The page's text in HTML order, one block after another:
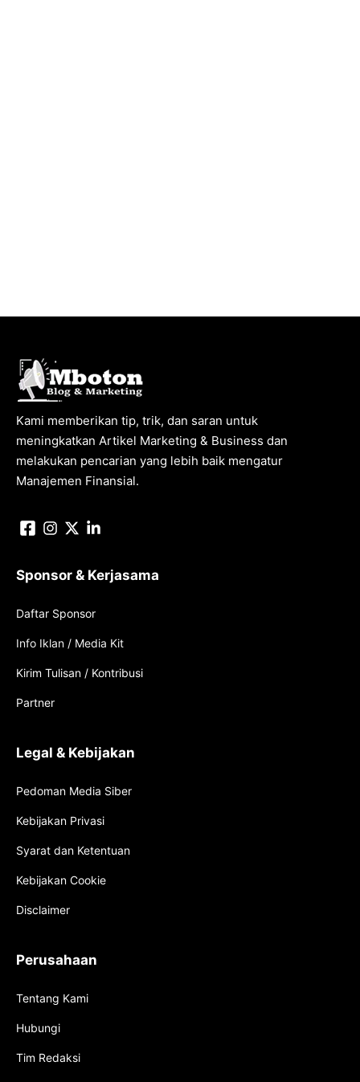
Kami memberikan tip, trik, dan saran untuk
meningkatkan Artikel Marketing & Business dan
melakukan pencarian yang lebih baik mengatur
Manajemen Finansial.
Sponsor & Kerjasama
Daftar Sponsor
Info Iklan / Media Kit
Kirim Tulisan / Kontribusi
Partner
Legal & Kebijakan
Pedoman Media Siber
Kebijakan Privasi
Syarat dan Ketentuan
Kebijakan Cookie
Disclaimer
Perusahaan
Tentang Kami
Hubungi
Tim Redaksi